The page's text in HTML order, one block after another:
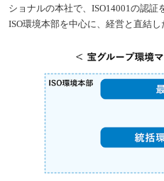
ショナルの本社で、ISO14001の認証
ISO環境本部を中心に、経営と直結